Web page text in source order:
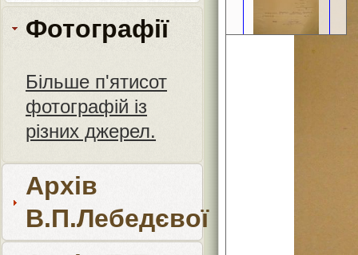
Фотографії
Більше п'ятисот
фотографій із
різних джерел.
Архів
В.П.Лебедєвої